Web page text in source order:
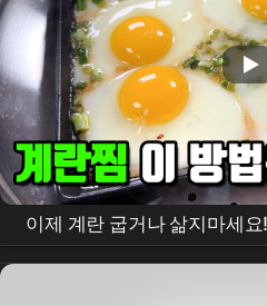
이제 계란 굽거나 삶지마세
꿀떡 넘어